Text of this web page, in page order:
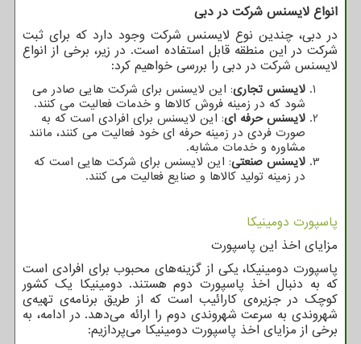
انواع لایسنس شرکت در دبی
در دبی، چندین نوع لایسنس شرکت وجود دارد که برای ثبت
شرکت در این منطقه قابل استفاده است. در زیر، برخی از انواع
لایسنس شرکت در دبی را بررسی خواهیم کرد:
لایسنس تجاری: این لایسنس برای شرکت هایی صادر می
شود که در زمینه فروش کالاها و خدمات فعالیت می کنند.
لایسنس حرفه ای: این لایسنس برای افرادی است که به
صورت فردی در زمینه حرفه ای خود فعالیت می کنند، مانند
مشاوره و خدمات مشابه.
لایسنس صنعتی: این لایسنس برای شرکت هایی است که
در زمینه تولید کالاها و صنایع فعالیت می کنند.
پاسپورت دومینیکا
مزایای اخذ این پاسپورت
پاسپورت دومینیکا، یکی از گزینه‌های محبوب برای افرادی است
که به دنبال اخذ پاسپورت دوم هستند. دومینیکا یک کشور
کوچک در جزیره‌ی کارائیب است که از طریق برنامه‌ی تهیه‌ی
شهروندی به سرعت شهروندی دوم را ارائه می‌دهد. در ادامه، به
برخی از مزایای اخذ پاسپورت دومینیکا می‌پردازیم: